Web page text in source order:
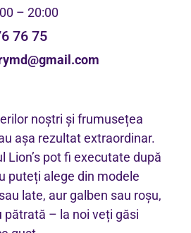
– 20:00
76 75
noștri și frumusețea
așa rezultat extraordinar.
Lion’s pot fi executate după
puteți alege din modele
late, aur galben sau roșu,
pătrată – la noi veți găsi